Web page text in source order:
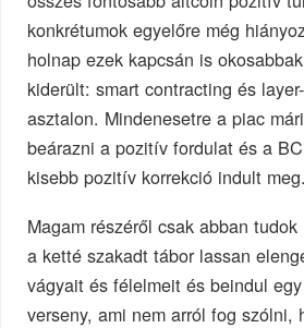
konkrétumok egyelőre még
holnap ezek kapcsán is
kiderült: smart contracting és
asztalon. Mindenesetre a piac
beárazni a pozitív fordulat és a
kisebb pozitív korrekció indult meg.
Magam részéről csak abban
a ketté szakadt tábor lassan
vágyait és félelmeit és beindul
verseny, ami nem arról fog szólni,